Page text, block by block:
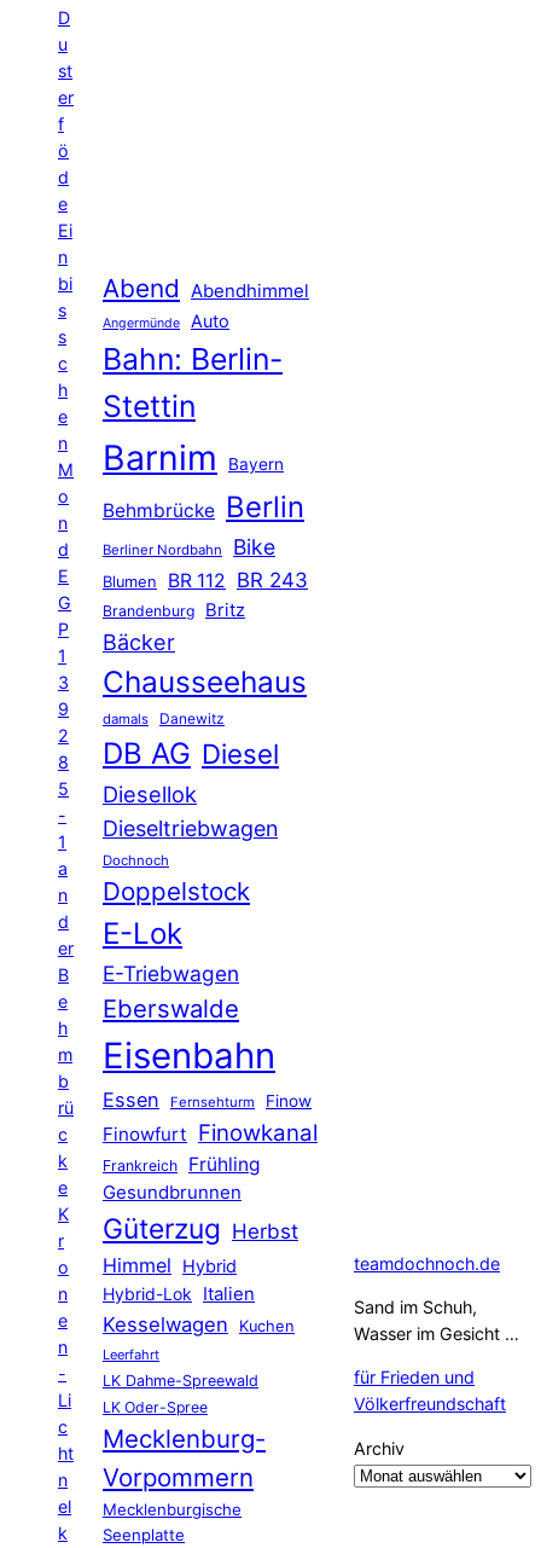
D
u
st
er
f
ö
d
e
Ei
n
bi
s
s
c
h
e
n
M
o
n
d
E
G
P
1
3
9
2
8
5
-
1
a
n
d
er
B
e
h
m
b
rü
c
k
e
K
r
o
n
e
n
-
Li
c
ht
n
el
k
Abend Abendhimmel
Angermünde Auto
Bahn: Berlin-
Stettin
Barnim Bayern
Behmbrücke Berlin
Berliner Nordbahn Bike
Blumen BR 112 BR 243
Brandenburg Britz
Bäcker
Chausseehaus
damals Danewitz
DB AG Diesel
Diesellok
Dieseltriebwagen
Dochnoch
Doppelstock
E-Lok
E-Triebwagen
Eberswalde
Eisenbahn
Essen Fernsehturm Finow
Finowfurt Finowkanal
Frankreich Frühling
Gesundbrunnen
Güterzug Herbst
Himmel
Hybrid
Hybrid-Lok Italien
Kesselwagen Kuchen
Leerfahrt
LK Dahme-Spreewald
LK Oder-Spree
Mecklenburg-
Vorpommern
Mecklenburgische
Seenplatte
teamdochnoch.de
Sand im Schuh,
Wasser im Gesicht …
für Frieden und
Völkerfreundschaft
Archiv